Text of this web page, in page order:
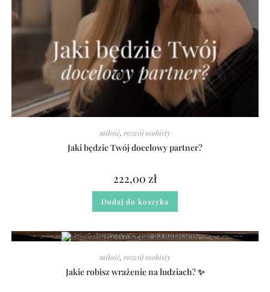
miłość, rozwój osobisty
Jaki będzie Twój docelowy partner?
222,00 zł
Dodaj do koszyka
miłość, rozwój osobisty
Jakie robisz wrażenie na ludziach? ✨